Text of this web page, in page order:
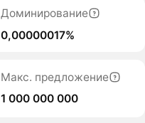
Доминирование
0,00000017%
Макс. предложение
1 000 000 000